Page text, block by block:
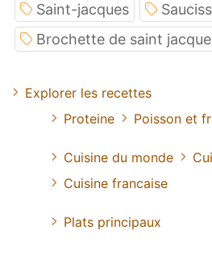
Saint-jacques
Brochette de saint
Explorer les recettes
Proteine
Poisson et
Cuisine du monde
Cuisine francaise
Plats principaux